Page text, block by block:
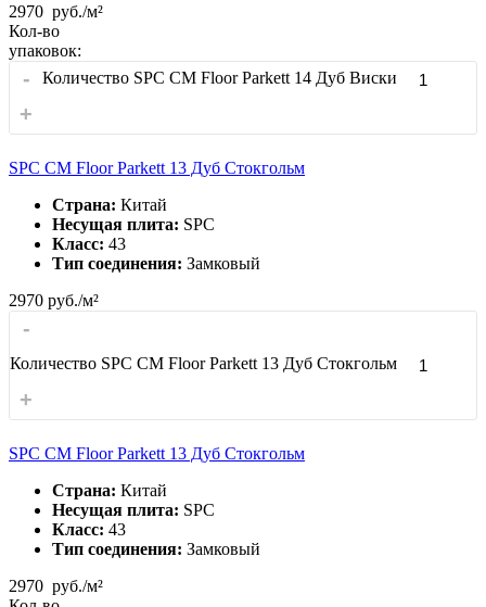
2970 руб./м²
Кол-во
упаковок:
- Количество SPC CM Floor Parkett 14 Дуб Виски
+
SPC CM Floor Parkett 13 Дуб Стокгольм
Страна: Китай
Несущая плита: SPC
Класс: 43
Тип соединения: Замковый
2970 руб./м²
-
Количество SPC CM Floor Parkett 13 Дуб Стокгольм
+
SPC CM Floor Parkett 13 Дуб Стокгольм
Страна: Китай
Несущая плита: SPC
Класс: 43
Тип соединения: Замковый
2970 руб./м²